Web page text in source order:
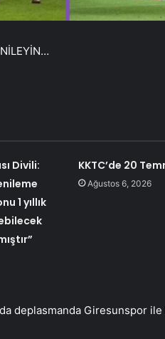
Divili:
1 yıllık
KKTC’de 20
Ağustos 6, 2026
deplasmanda Giresunspor ile